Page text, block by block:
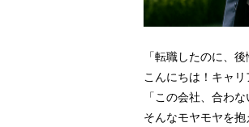
「転職したのに、
こんにちは！キャリ
「この会社、合わ
そんなモヤモヤを抱